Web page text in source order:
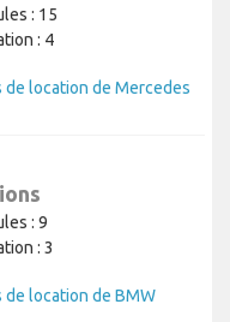
: 15
: 4
de location de Mercedes
: 9
: 3
de location de BMW